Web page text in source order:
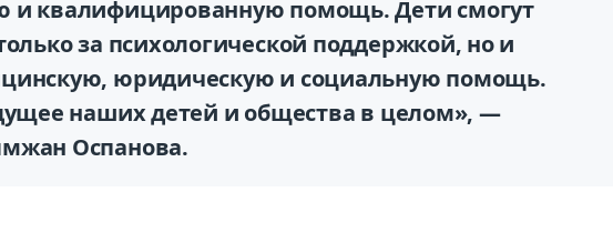
и квалифицированную помощь. Дети смогут
за психологической поддержкой, но и
юридическую и социальную помощь.
наших детей и общества в целом», —
Оспанова.